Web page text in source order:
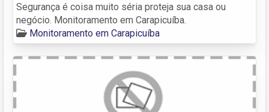
Segurança é coisa muito séria proteja sua casa ou
negócio. Monitoramento em Carapicuíba.
Monitoramento em Carapicuíba